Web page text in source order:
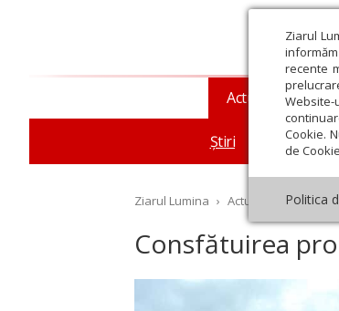
Ziarul
recente
Cookie.
de
Politica
Actualitate
Știri Mesaje
Ziarul Lumina › Actualitate
Consfătuirea
Noiembrie